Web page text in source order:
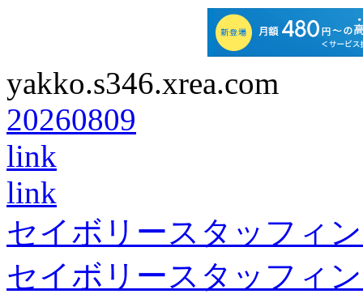
yakko.s346.xrea.com
20260809
link
link
セイボリースタッフィ
セイボリースタッフィ